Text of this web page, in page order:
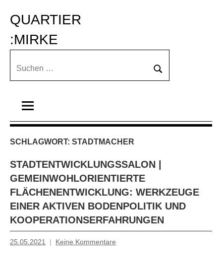
Inhalt
springen
QUARTIER
:MIRKE
Suchen
Suchen
SCHLAGWORT: STADTMACHER
STADTENTWICKLUNGSSALON |
GEMEINWOHLORIENTIERTE
FLÄCHENENTWICKLUNG: WERKZEUGE
EINER AKTIVEN BODENPOLITIK UND
KOOPERATIONSERFAHRUNGEN
25.05.2021
Mosche
Keine Kommentare